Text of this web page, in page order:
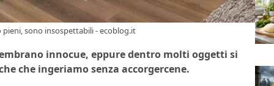
sono insospettabili - ecoblog.it
innocue, eppure dentro molti oggetti si
che ingeriamo senza accorgercene.